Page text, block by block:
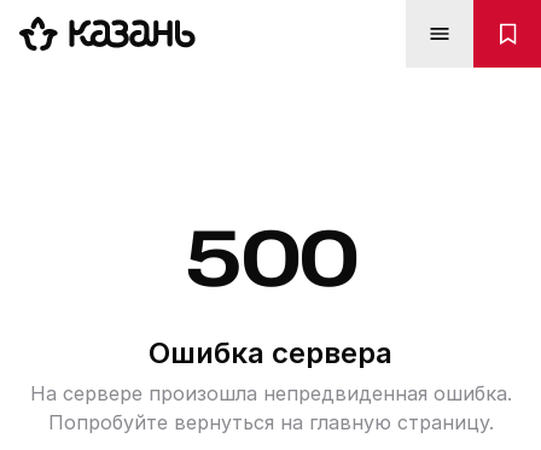
500
Ошибка сервера
На сервере произошла непредвиденная ошибка.
Попробуйте вернуться на главную страницу.